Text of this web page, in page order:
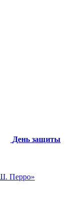
День защиты